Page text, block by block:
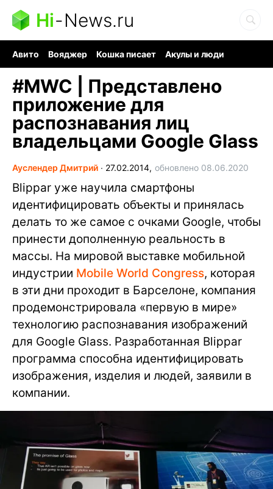
Hi-News.ru
Авито Вояджер Кошка писает
Акулы и люди
#MWC | Представлено
приложение для
распознавания лиц
владельцами Google Glass
Ауслендер Дмитрий ∙ 27.02.2014, обновлено 08.06.2020
Blippar уже научила смартфоны
идентифицировать объекты и принялась
делать то же самое с очками Google, чтобы
принести дополненную реальность в
массы. На мировой выставке мобильной
индустрии Mobile World Congress, которая
в эти дни проходит в Барселоне, компания
продемонстрировала «первую в мире»
технологию распознавания изображений
для Google Glass. Разработанная Blippar
программа способна идентифицировать
изображения, изделия и людей, заявили в
компании.